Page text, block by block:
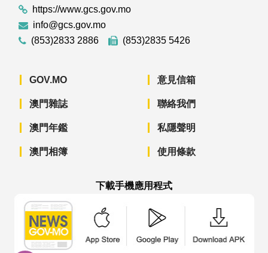
https://www.gcs.gov.mo
info@gcs.gov.mo
(853)2833 2886
(853)2835 5426
GOV.MO
澳門雜誌
澳門年鑑
澳門相簿
意見信箱
聯絡我們
私隱聲明
使用條款
下載手機應用程式